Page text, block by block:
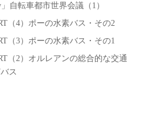
自転車都市世界会議（1）
（4）ポーの水素バス・その2
（3）ポーの水素バス・その1
（2）オルレアンの総合的な交通
ス